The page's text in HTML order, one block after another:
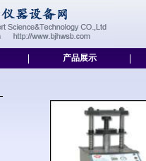
产品展示